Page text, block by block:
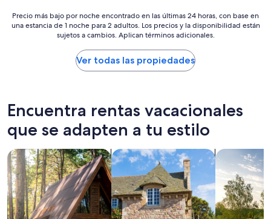
w
s
o
s
p
i
t
a
$156
Precio
más
últimas
24
con
en
una
estancia
de
1
noche
Precio más bajo por noche encontrado en las últimas 24 horas, con base en
una estancia de 1 noche para 2 adultos. Los precios y la disponibilidad están
sujetos a cambios. Aplican términos adicionales.
Ver todas las propiedades
Encuentra rentas vacacionales
que se adapten a tu estilo
Buscar cabañas Buscar casas de campo Buscar